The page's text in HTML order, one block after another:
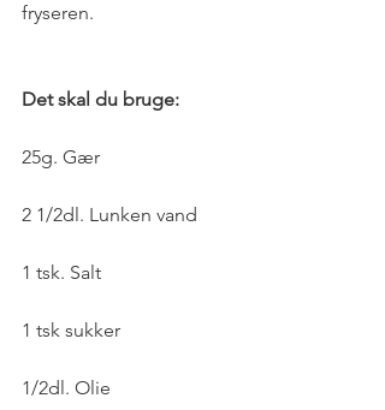
fryseren.
Det skal du bruge:
25g. Gær
2 1/2dl. Lunken vand
1 tsk. Salt
1 tsk sukker
1/2dl. Olie